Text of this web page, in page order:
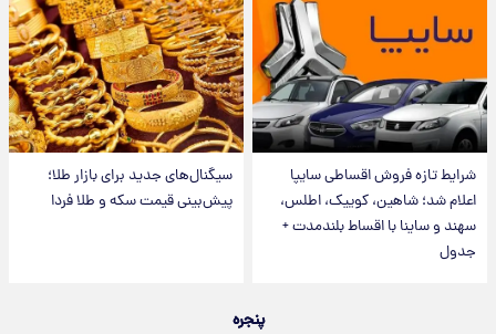
شرایط تازه فروش اقساطی سایپا
اعلام شد؛ شاهین، کوییک، اطلس،
سهند و ساینا با اقساط بلندمدت +
جدول
سیگنال‌های جدید برای بازار طلا؛
پیش‌بینی قیمت سکه و طلا فردا
پنجره